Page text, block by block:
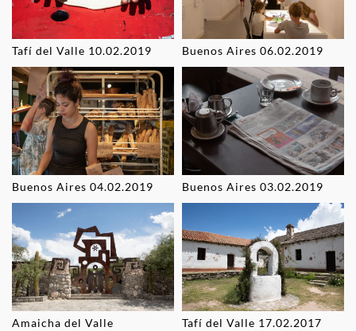
Tafí del Valle 10.02.2019 Buenos Aires 06.02.2019
Buenos Aires 04.02.2019 Buenos Aires 03.02.2019
Amaicha del Valle Tafí del Valle 17.02.2017